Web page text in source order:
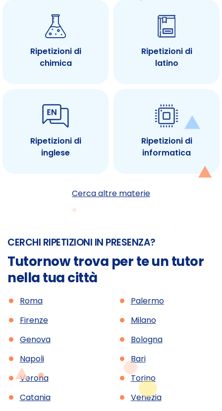
Ripetizioni di
chimica
Ripetizioni di
latino
Ripetizioni di
inglese
Ripetizioni di
informatica
Cerca altre materie
CERCHI RIPETIZIONI IN PRESENZA?
Tutornow trova per te un tutor
nella tua città
• Roma • Palermo
• Firenze • Milano
• Genova • Bologna
• Napoli • Bari
• Verona • Torino
• Catania • Venezia